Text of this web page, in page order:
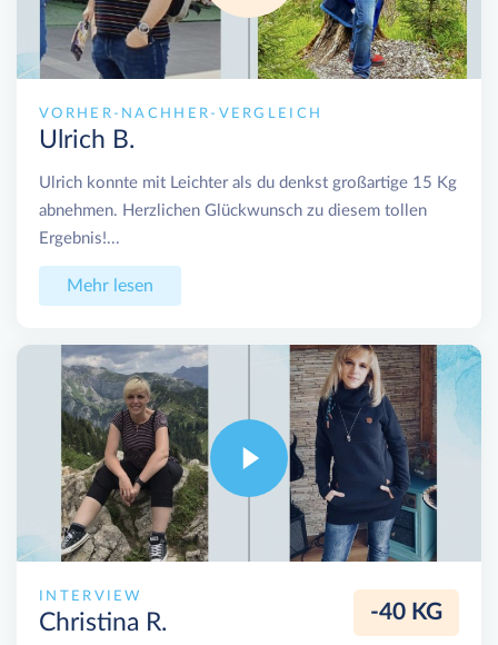
VORHER-NACHHER-VERGLEICH
Ulrich B.
Ulrich konnte mit Leichter als du denkst großartige 15 Kg
abnehmen. Herzlichen Glückwunsch zu diesem tollen
Ergebnis!...
Mehr lesen
INTERVIEW
Christina R. -40 KG